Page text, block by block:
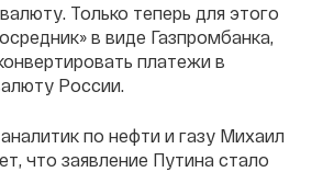
Только теперь для этого
в виде Газпромбанка,
платежи в
России.
по нефти и газу Михаил
что заявление Путина стало